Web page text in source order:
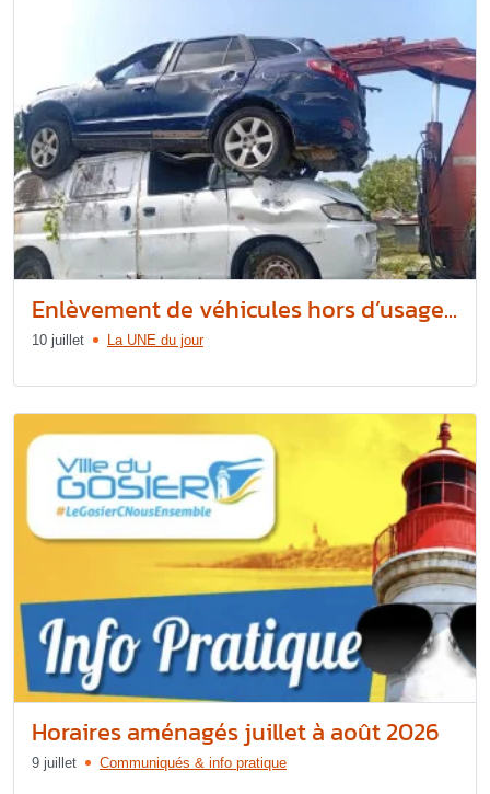
Enlèvement de véhicules hors d’usage...
10 juillet La UNE du jour
Horaires aménagés juillet à août 2026
9 juillet Communiqués & info pratique